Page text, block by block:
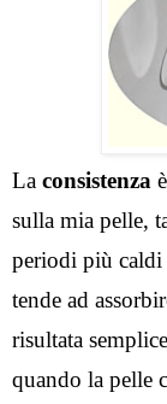
La consistenza
sulla mia pelle,
periodi più caldi
tende ad
risultata
quando la pelle